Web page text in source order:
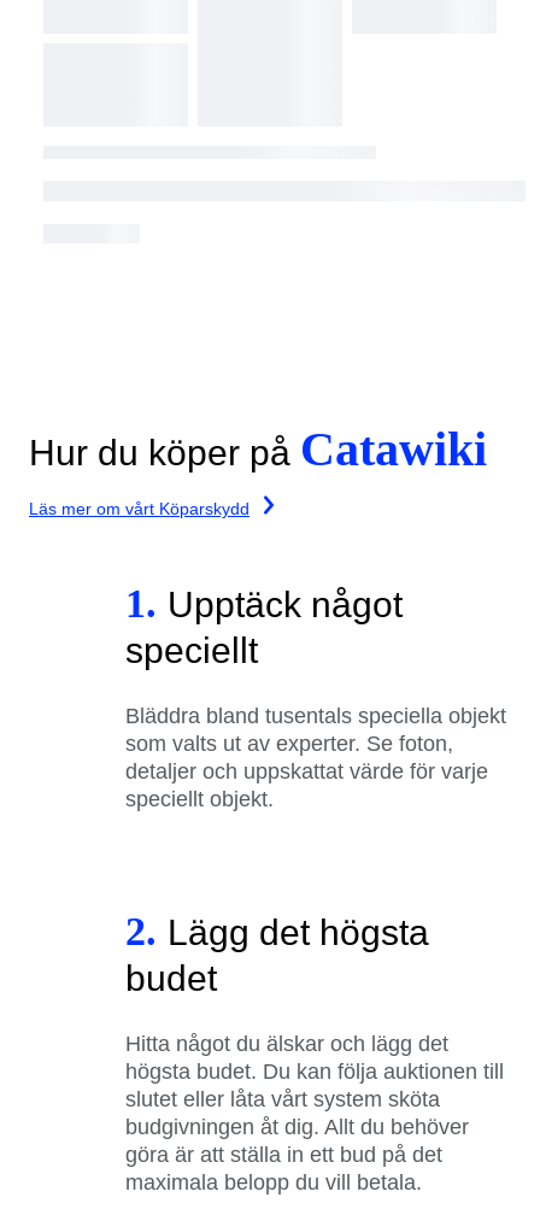
Hur du köper på Catawiki
Läs mer om vårt Köparskydd
1. Upptäck något
speciellt
Bläddra bland tusentals speciella objekt
som valts ut av experter. Se foton,
detaljer och uppskattat värde för varje
speciellt objekt.
2. Lägg det högsta
budet
Hitta något du älskar och lägg det
högsta budet. Du kan följa auktionen till
slutet eller låta vårt system sköta
budgivningen åt dig. Allt du behöver
göra är att ställa in ett bud på det
maximala belopp du vill betala.